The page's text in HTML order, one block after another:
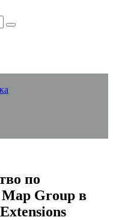
по
Map Group в